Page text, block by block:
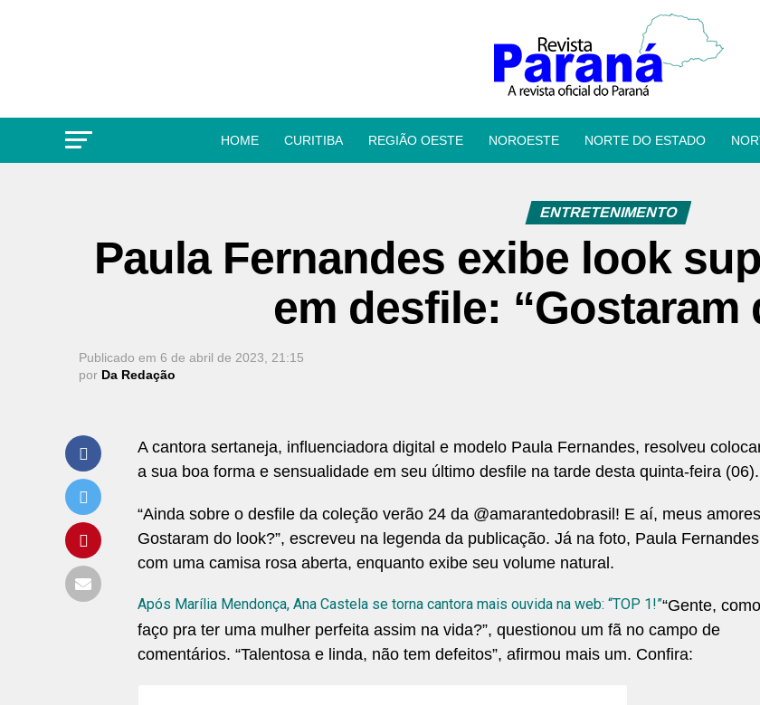
HOME CURITIBA REGIÃO OESTE NOROESTE NORTE DO ESTADO
ENTRETENIMENTO
Paula Fernandes exibe look
em desfile: “Gostaram
Publicado em 6 de abril de 2023, 21:15
por Da Redação
A cantora sertaneja, influenciadora digital e modelo Paula Fernandes, resolveu
a sua boa forma e sensualidade em seu último desfile na tarde desta quinta-feira (06).
“Ainda sobre o desfile da coleção verão 24 da @amarantedobrasil! E aí, meus
Gostaram do look?”, escreveu na legenda da publicação. Já na foto, Paula
com uma camisa rosa aberta, enquanto exibe seu volume natural.
Após Marília Mendonça, Ana Castela se torna cantora mais ouvida na web: “TOP 1!”“Gente,
faço pra ter uma mulher perfeita assim na vida?”, questionou um fã no campo de
comentários. “Talentosa e linda, não tem defeitos”, afirmou mais um. Confira: